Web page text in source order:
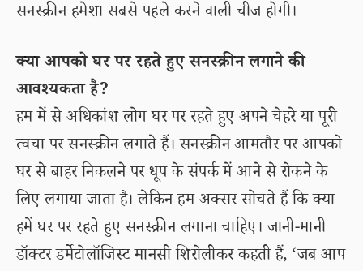
सनस्क्रीन हमेशा सबसे पहले करने वाली चीज होगी।
क्या आपको घर पर रहते हुए सनस्क्रीन लगाने की
आवश्यकता है?
हम में से अधिकांश लोग घर पर रहते हुए अपने चेहरे या पूरी
त्वचा पर सनस्क्रीन लगाते हैं। सनस्क्रीन आमतौर पर आपको
घर से बाहर निकलने पर धूप के संपर्क में आने से रोकने के
लिए लगाया जाता है। लेकिन हम अक्सर सोचते हैं कि क्या
हमें घर पर रहते हुए सनस्क्रीन लगाना चाहिए। जानी-मानी
डॉक्टर डर्मेटोलॉजिस्ट मानसी शिरोलीकर कहती हैं, ‘जब आप